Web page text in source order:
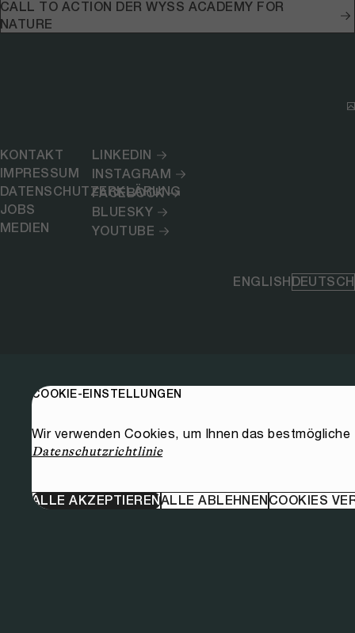
CALL TO ACTION DER WYSS ACADEMY FOR
NATURE
KONTAKT
IMPRESSUM
DATENSCHUTZERKLÄRUNG
JOBS
MEDIEN
LINKEDIN
INSTAGRAM
FACEBOOK
BLUESKY
YOUTUBE
ENGLISH DEUTSCH
COOKIE-EINSTELLUNGEN
Wir verwenden Cookies, um Ihnen das
Datenschutzrichtlinie
ALLE AKZEPTIERENALLE ABLEHNEN COOKIES